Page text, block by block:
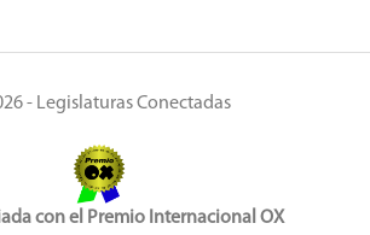
- Legislaturas Conectadas
con el Premio Internacional OX